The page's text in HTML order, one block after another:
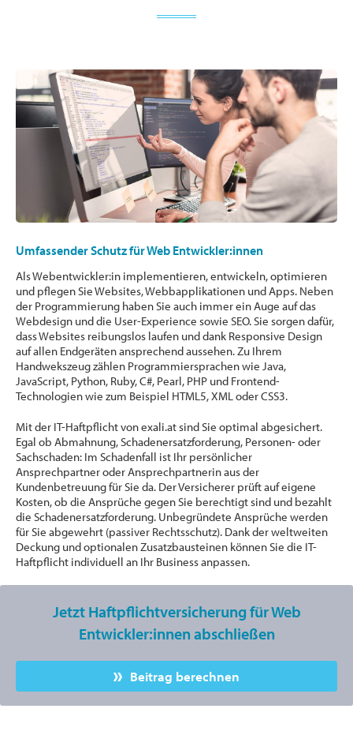
Umfassender Schutz für Web Entwickler:innen
Als Webentwickler:in implementieren, entwickeln, optimieren
und pflegen Sie Websites, Webbapplikationen und Apps. Neben
der Programmierung haben Sie auch immer ein Auge auf das
Webdesign und die User-Experience sowie SEO. Sie sorgen dafür,
dass Websites reibungslos laufen und dank Responsive Design
auf allen Endgeräten ansprechend aussehen. Zu Ihrem
Handwekszeug zählen Programmiersprachen wie Java,
JavaScript, Python, Ruby, C#, Pearl, PHP und Frontend-
Technologien wie zum Beispiel HTML5, XML oder CSS3.
Mit der IT-Haftpflicht von exali.at sind Sie optimal abgesichert.
Egal ob Abmahnung, Schadenersatzforderung, Personen- oder
Sachschaden: Im Schadenfall ist Ihr persönlicher
Ansprechpartner oder Ansprechpartnerin aus der
Kundenbetreuung für Sie da. Der Versicherer prüft auf eigene
Kosten, ob die Ansprüche gegen Sie berechtigt sind und bezahlt
die Schadenersatzforderung. Unbegründete Ansprüche werden
für Sie abgewehrt (passiver Rechtsschutz). Dank der weltweiten
Deckung und optionalen Zusatzbausteinen können Sie die IT-
Haftpflicht individuell an Ihr Business anpassen.
Jetzt Haftpflichtversicherung für Web
Entwickler:innen abschließen
Beitrag berechnen